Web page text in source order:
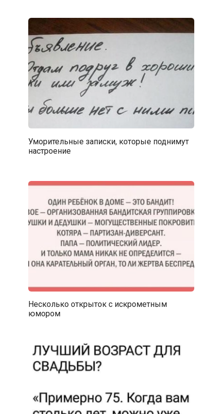
Уморительные записки, которые поднимут
настроение
Несколько открыток с искрометным
юмором